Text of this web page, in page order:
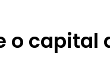
o capital